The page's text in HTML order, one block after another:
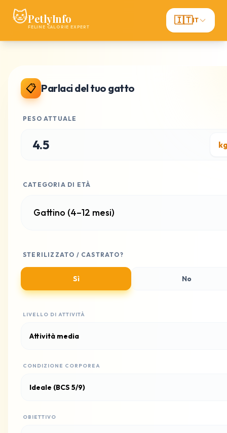
🐱PetlyInfo
FELINE CALORIE EXPERT
🇮🇹IT
📋 Parlaci del tuo gatto
PESO ATTUALE
CATEGORIA DI ETÀ
STERILIZZATO / CASTRATO?
Sì No
LIVELLO DI ATTIVITÀ
CONDIZIONE CORPOREA
OBIETTIVO